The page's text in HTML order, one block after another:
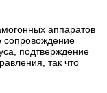
аппаратов
сопровождение
подтверждение
так что